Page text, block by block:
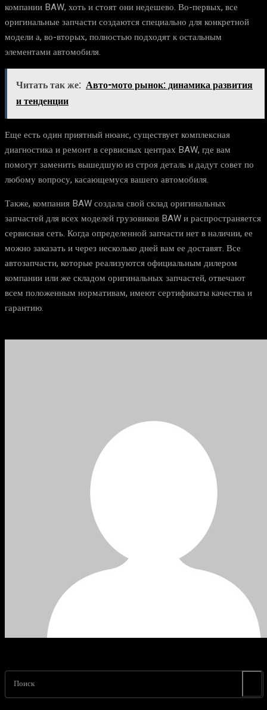
компании BAW, хоть и стоят они недешево. Во-первых, все
оригинальные запчасти создаются специально для конкретной
модели а, во-вторых, полностью подходят к остальным
элементами автомобиля.
Читать так же: Авто-мото рынок: динамика развития
и тенденции
Еще есть один приятный нюанс, существует комплексная
диагностика и ремонт в сервисных центрах BAW, где вам
помогут заменить вышедшую из строя деталь и дадут совет по
любому вопросу, касающемуся вашего автомобиля.
Также, компания BAW создала свой склад оригинальных
запчастей для всех моделей грузовиков BAW и распространяется
сервисная сеть. Когда определенной запчасти нет в наличии, ее
можно заказать и через несколько дней вам ее доставят. Все
автозапчасти, которые реализуются официальным дилером
компании или же складом оригинальных запчастей, отвечают
всем положенным нормативам, имеют сертификаты качества и
гарантию.
Поиск